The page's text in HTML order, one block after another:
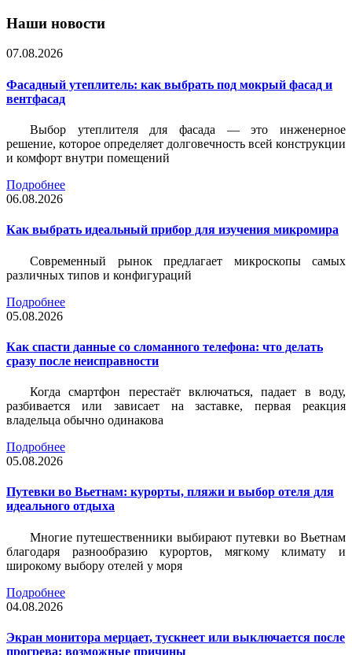
Наши новости
07.08.2026
Фасадный утеплитель: как выбрать под мокрый фасад и
вентфасад
Выбор утеплителя для фасада — это инженерное
решение, которое определяет долговечность всей конструкции
и комфорт внутри помещений
Подробнее
06.08.2026
Как выбрать идеальный прибор для изучения микромира
Современный рынок предлагает микроскопы самых
различных типов и конфигураций
Подробнее
05.08.2026
Как спасти данные со сломанного телефона: что делать
сразу после неисправности
Когда смартфон перестаёт включаться, падает в воду,
разбивается или зависает на заставке, первая реакция
владельца обычно одинакова
Подробнее
05.08.2026
Путевки во Вьетнам: курорты, пляжи и выбор отеля для
идеального отдыха
Многие путешественники выбирают путевки во Вьетнам
благодаря разнообразию курортов, мягкому климату и
широкому выбору отелей у моря
Подробнее
04.08.2026
Экран монитора мерцает, тускнеет или выключается после
прогрева: возможные причины